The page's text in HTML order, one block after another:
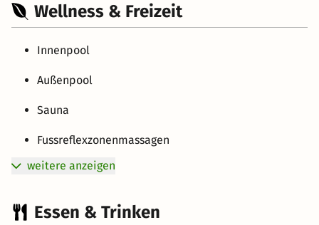
Wellness & Freizeit
Innenpool
Außenpool
Sauna
Fussreflexzonenmassagen
weitere anzeigen
Essen & Trinken